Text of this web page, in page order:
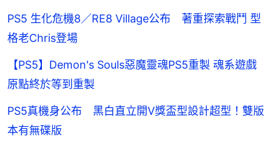
PS5 生化危機8／RE8 Village公布 著重探索戰鬥 型
格老Chris登場
【PS5】Demon's Souls惡魔靈魂PS5重製 魂系遊戲
原點終於等到重製
PS5真機身公布 黑白直立開V獎盃型設計超型！雙版
本有無碟版